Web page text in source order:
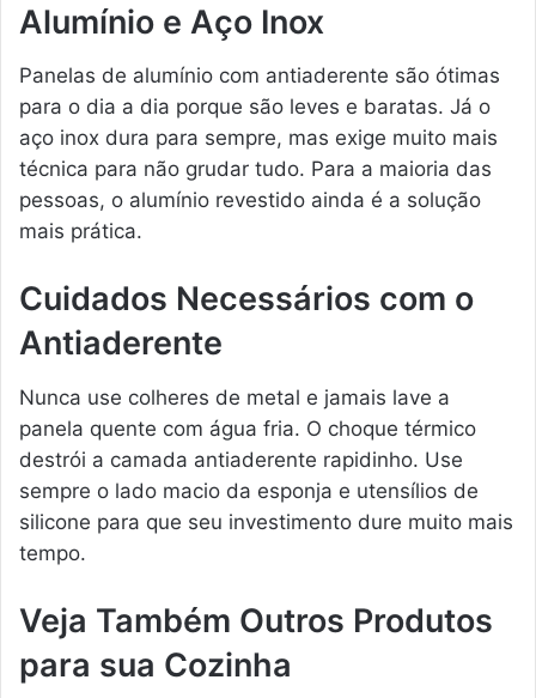
Alumínio e Aço Inox
Panelas de alumínio com antiaderente são ótimas
para o dia a dia porque são leves e baratas. Já o
aço inox dura para sempre, mas exige muito mais
técnica para não grudar tudo. Para a maioria das
pessoas, o alumínio revestido ainda é a solução
mais prática.
Cuidados Necessários com o
Antiaderente
Nunca use colheres de metal e jamais lave a
panela quente com água fria. O choque térmico
destrói a camada antiaderente rapidinho. Use
sempre o lado macio da esponja e utensílios de
silicone para que seu investimento dure muito mais
tempo.
Veja Também Outros Produtos
para sua Cozinha